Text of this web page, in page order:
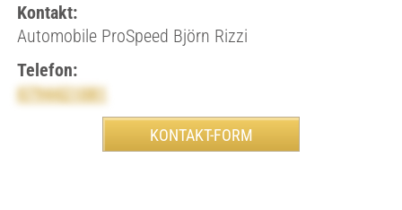
Kontakt:
Automobile ProSpeed Björn Rizzi
Telefon:
0794421081